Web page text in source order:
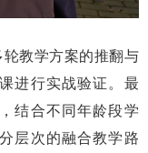
教学方案的推翻与
进行实战验证。最
结合不同年龄段学
层次的融合教学路